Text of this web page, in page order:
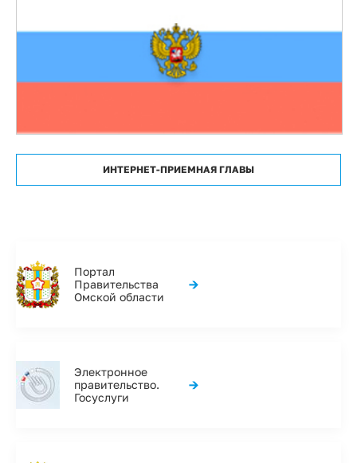
ИНТЕРНЕТ-ПРИЕМНАЯ ГЛАВЫ
Портал
Правительства
Омской области
→
Электронное
правительство.
Госуслуги
→